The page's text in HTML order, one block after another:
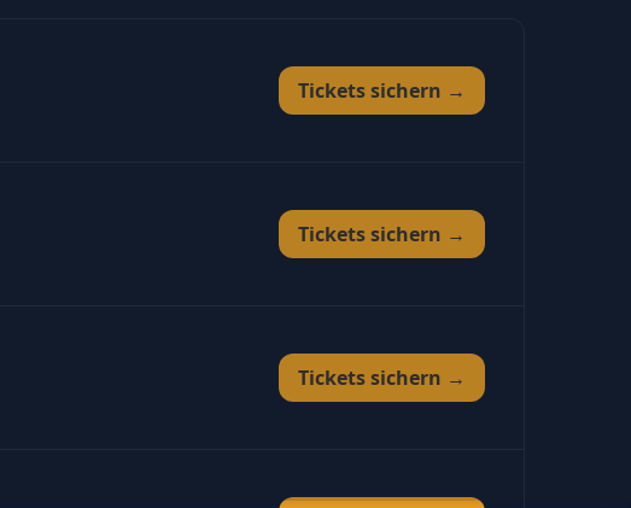
Tickets sichern →
Tickets sichern →
Tickets sichern →